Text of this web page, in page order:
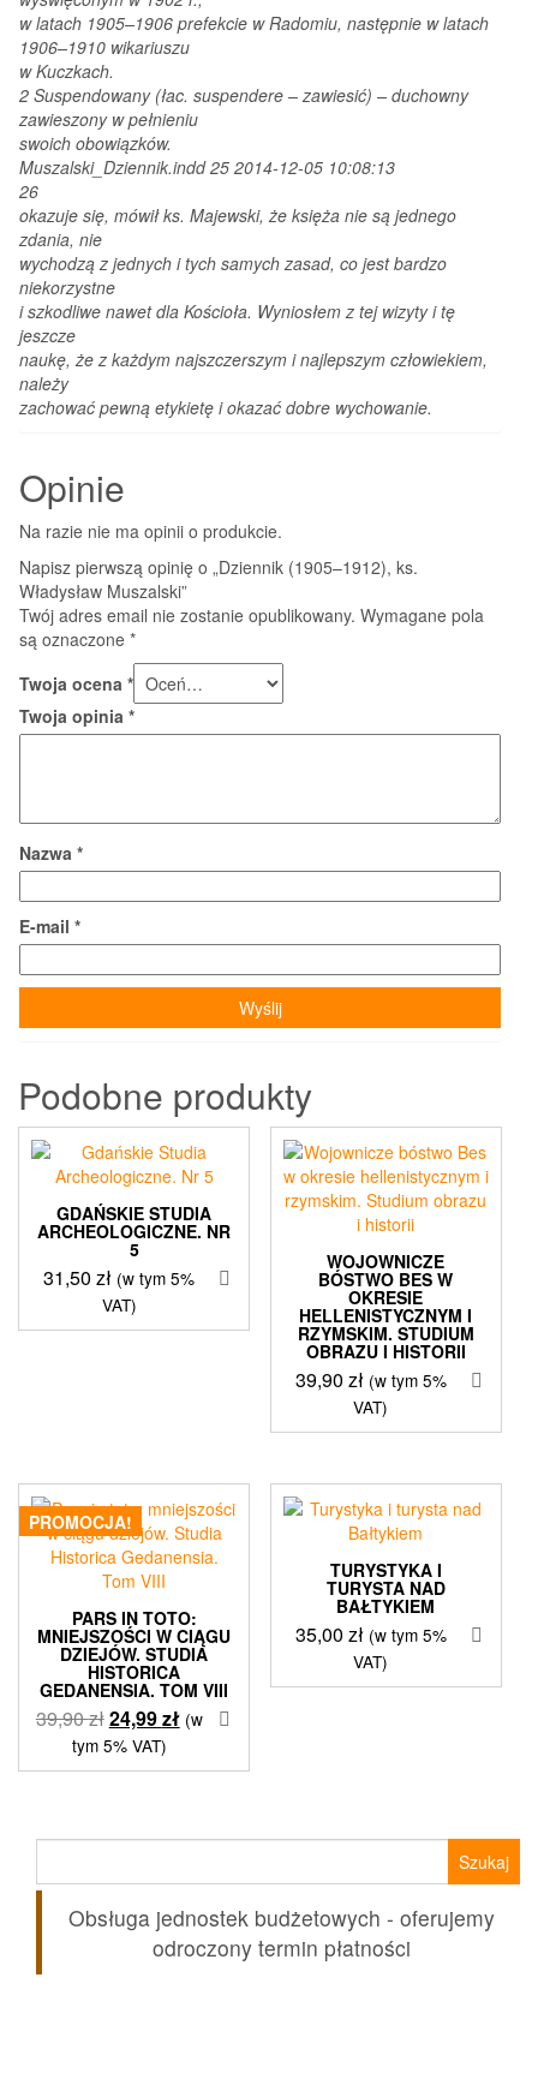
w latach 1905–1906 prefekcie w Radomiu, następnie w latach
1906–1910 wikariuszu
w Kuczkach.
2 Suspendowany (łac. suspendere – zawiesić) – duchowny
zawieszony w pełnieniu
swoich obowiązków.
Muszalski_Dziennik.indd 25 2014-12-05 10:08:13
26
okazuje się, mówił ks. Majewski, że księża nie są jednego
zdania, nie
wychodzą z jednych i tych samych zasad, co jest bardzo
niekorzystne
i szkodliwe nawet dla Kościoła. Wyniosłem z tej wizyty i tę
jeszcze
naukę, że z każdym najszczerszym i najlepszym człowiekiem,
należy
zachować pewną etykietę i okazać dobre wychowanie.
Opinie
Na razie nie ma opinii o produkcie.
Napisz pierwszą opinię o „Dziennik (1905–1912), ks.
Władysław Muszalski”
Twój adres email nie zostanie opublikowany. Wymagane pola
są oznaczone *
Twoja ocena *
Twoja opinia *
Nazwa *
E-mail *
Podobne produkty
GDAŃSKIE STUDIA
ARCHEOLOGICZNE. NR
5
31,50zł (w tym 5%
VAT)
WOJOWNICZE
BÓSTWO BES W
OKRESIE
HELLENISTYCZNYM I
RZYMSKIM. STUDIUM
OBRAZU I HISTORII
39,90 zł (w tym 5%
VAT)
PROMOCJA!
PARS IN TOTO:
MNIEJSZOŚCI W CIĄGU
DZIEJÓW. STUDIA
HISTORICA
GEDANENSIA. TOM VIII
39,90złPierwotna
cena
wynosiła:
24,99złAktualna
wynosi:
(w
tym 5% VAT)
TURYSTYKA I
TURYSTA NAD
BAŁTYKIEM
35,00 zł (w tym 5%
VAT)
Obsługa jednostek budżetowych - oferujemy
odroczony termin płatności